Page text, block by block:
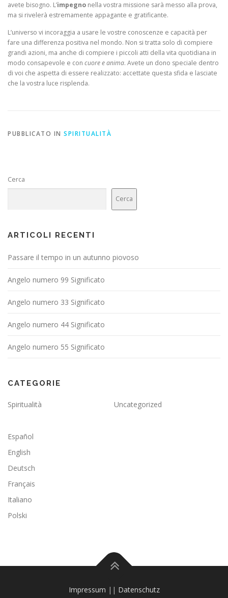
avete bisogno. L’impegno nella vostra missione sarà messo alla prova,
ma si rivelerà estremamente appagante e gratificante.
L’universo vi incoraggia a usare le vostre conoscenze e capacità per
fare una differenza positiva nel mondo. Non si tratta solo di compiere
grandi azioni, ma anche di compiere i piccoli atti della vita quotidiana in
modo consapevole e con cuore e anima. Avete un dono speciale dentro
di voi che aspetta di essere realizzato: accettate questa sfida e lasciate
che la vostra luce risplenda.
PUBBLICATO IN SPIRITUALITÀ
Cerca
Cerca
ARTICOLI RECENTI
Passare il tempo in un autunno piovoso
Angelo numero 99 Significato
Angelo numero 33 Significato
Angelo numero 44 Significato
Angelo numero 55 Significato
CATEGORIE
Spiritualità Uncategorized
Español
English
Deutsch
Français
Italiano
Polski
Impressum || Datenschutz